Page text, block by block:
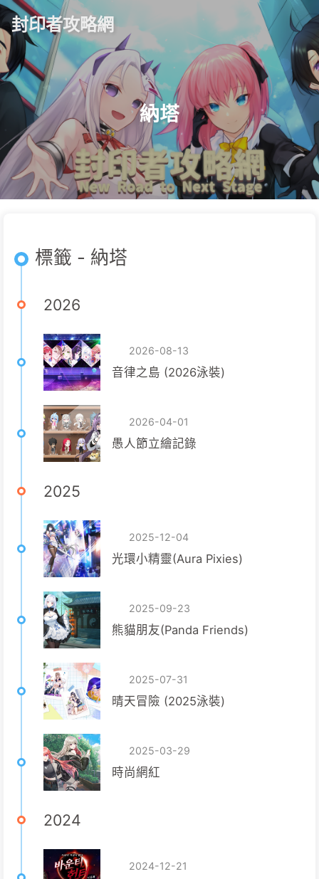
封印者攻略網
納塔
標籤 - 納塔
2026
2026-08-13
音律之島 (2026泳裝)
2026-04-01
愚人節立繪記錄
2025
2025-12-04
光環小精靈(Aura Pixies)
2025-09-23
熊貓朋友(Panda Friends)
2025-07-31
晴天冒險 (2025泳裝)
2025-03-29
時尚網紅
2024
2024-12-21